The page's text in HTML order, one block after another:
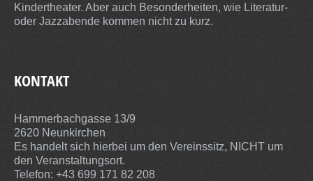
Kindertheater. Aber auch Besonderheiten, wie Literatur-
oder Jazzabende kommen nicht zu kurz.
KONTAKT
Hammerbachgasse 13/9
2620 Neunkirchen
Es handelt sich hierbei um den Vereinssitz, NICHT um
den Veranstaltungsort.
Telefon: +43 699 171 82 208